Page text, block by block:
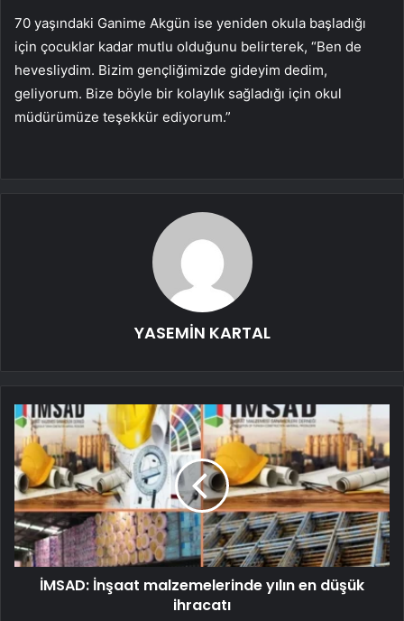
70 yaşındaki Ganime Akgün ise yeniden okula başladığı
için çocuklar kadar mutlu olduğunu belirterek, “Ben de
hevesliydim. Bizim gençliğimizde gideyim dedim,
geliyorum. Bize böyle bir kolaylık sağladığı için okul
müdürümüze teşekkür ediyorum.”
YASEMİN KARTAL
İMSAD: İnşaat malzemelerinde yılın en düşük
ihracatı